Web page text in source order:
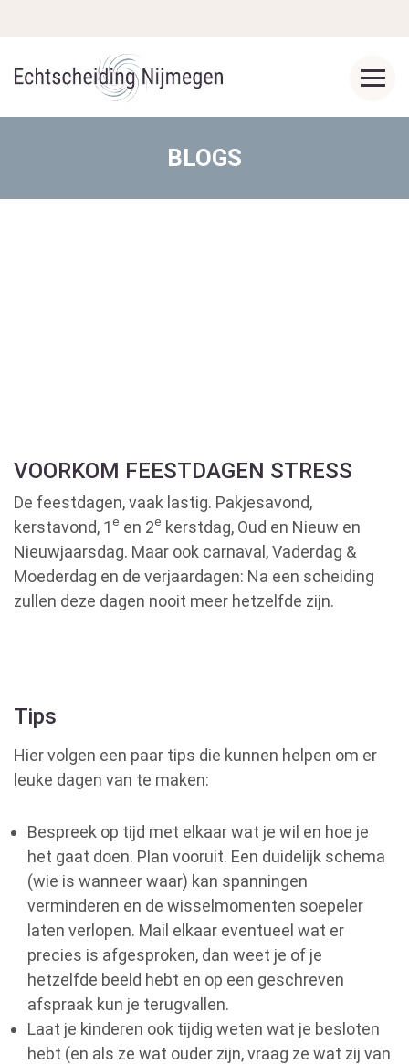
BLOGS
VOORKOM FEESTDAGEN STRESS
De feestdagen, vaak lastig. Pakjesavond,
kerstavond, 1e en 2e kerstdag, Oud en Nieuw en
Nieuwjaarsdag. Maar ook carnaval, Vaderdag &
Moederdag en de verjaardagen: Na een scheiding
zullen deze dagen nooit meer hetzelfde zijn.
Tips
Hier volgen een paar tips die kunnen helpen om er
leuke dagen van te maken:
Bespreek op tijd met elkaar wat je wil en hoe je
het gaat doen. Plan vooruit. Een duidelijk schema
(wie is wanneer waar) kan spanningen
verminderen en de wisselmomenten soepeler
laten verlopen. Mail elkaar eventueel wat er
precies is afgesproken, dan weet je of je
hetzelfde beeld hebt en op een geschreven
afspraak kun je terugvallen.
Laat je kinderen ook tijdig weten wat je besloten
hebt (en als ze wat ouder zijn, vraag ze wat zij van